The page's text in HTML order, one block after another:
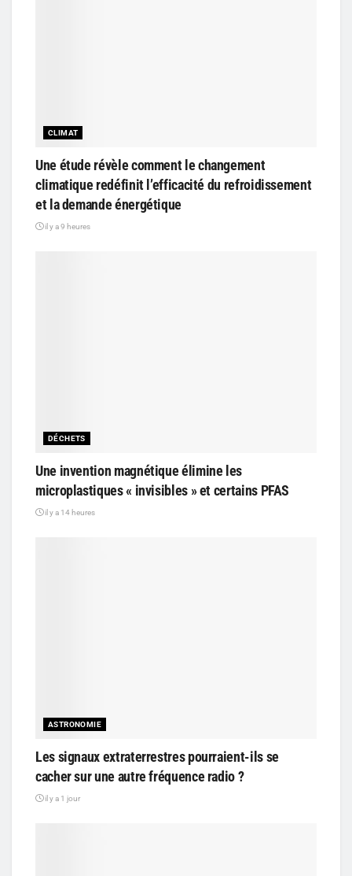
CLIMAT
Une étude révèle comment le changement
climatique redéfinit l’efficacité du refroidissement
et la demande énergétique
il y a 9 heures
DÉCHETS
Une invention magnétique élimine les
microplastiques « invisibles » et certains PFAS
il y a 14 heures
ASTRONOMIE
Les signaux extraterrestres pourraient-ils se
cacher sur une autre fréquence radio ?
il y a 1 jour